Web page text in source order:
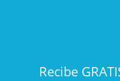
Recibe